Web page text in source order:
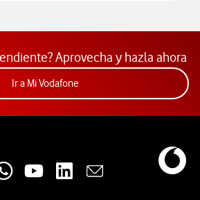
Aprovecha y hazla ahora
Ir a Mi VodafoneAcceder a la app Mi